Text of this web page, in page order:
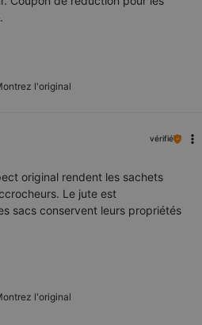
l'original
l'original
vérifié
original rendent les sachets
Le jute est
sacs conservent leurs propriétés